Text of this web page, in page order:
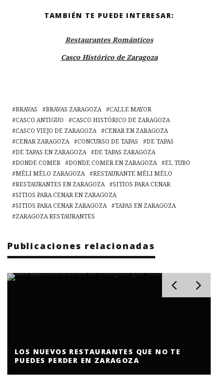
TAMBIÉN TE PUEDE INTERESAR:
Restaurantes Románticos
Casco Histórico de Zaragoza
BRAVAS BRAVAS ZARAGOZA
CALLE MAYOR
CASCO ANTIGUO
CASCO HISTÓRICO DE ZARAGOZA
CASCO VIEJO DE ZARAGOZA
CENAR EN ZARAGOZA
CENAR ZARAGOZA
CONCURSO DE TAPAS
DE TAPAS
DE TAPAS EN ZARAGOZA
DE TAPAS ZARAGOZA
DONDE COMER
DONDE COMER EN ZARAGOZA
EL TUBO
MÉLI MÉLO ZARAGOZA
RESTAURANTE MÉLI MÉLO
RESTAURANTES EN ZARAGOZA
SITIOS PARA CENAR
SITIOS PARA CENAR EN ZARAGOZA
SITIOS PARA CENAR ZARAGOZA
TAPAS EN ZARAGOZA
ZARAGOZA RESTAURANTES
Publicaciones relacionadas
LOS NUEVOS RESTAURANTES QUE NO TE
PUEDES PERDER EN ZARAGOZA